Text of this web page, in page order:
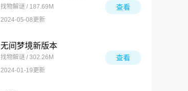
找物解谜 / 187.69M
2024-05-08更新
查看
无间梦境新版本
找物解谜 / 302.26M
2024-01-19更新
查看